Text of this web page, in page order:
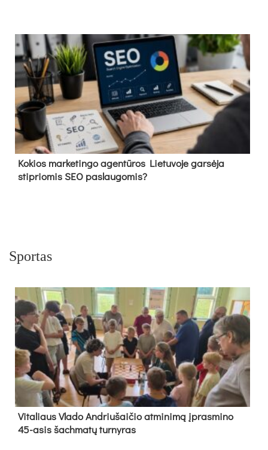
Kokios marketingo agentūros Lietuvoje garsėja
stipriomis SEO paslaugomis?
Sportas
Vi­ta­liaus Vla­do And­riu­šai­čio at­mi­ni­mą įpras­mi­no
45-asis šach­ma­tų tur­ny­ras